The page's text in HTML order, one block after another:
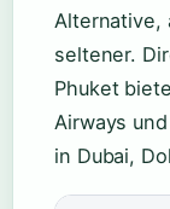
Alternative,
seltener.
Phuket
Airways
in Dubai,